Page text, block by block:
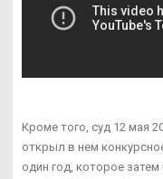
Кроме того, суд 12 мая
открыл в нем
один год, которое